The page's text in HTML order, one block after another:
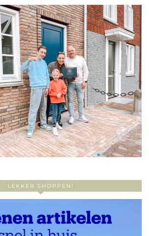
LEKKER SHOPPEN!